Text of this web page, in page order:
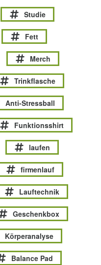
Studie
Fett
Merch
Trinkflasche
Anti-Stressball
Funktionsshirt
laufen
firmenlauf
Lauftechnik
Geschenkbox
Körperanalyse
Balance Pad